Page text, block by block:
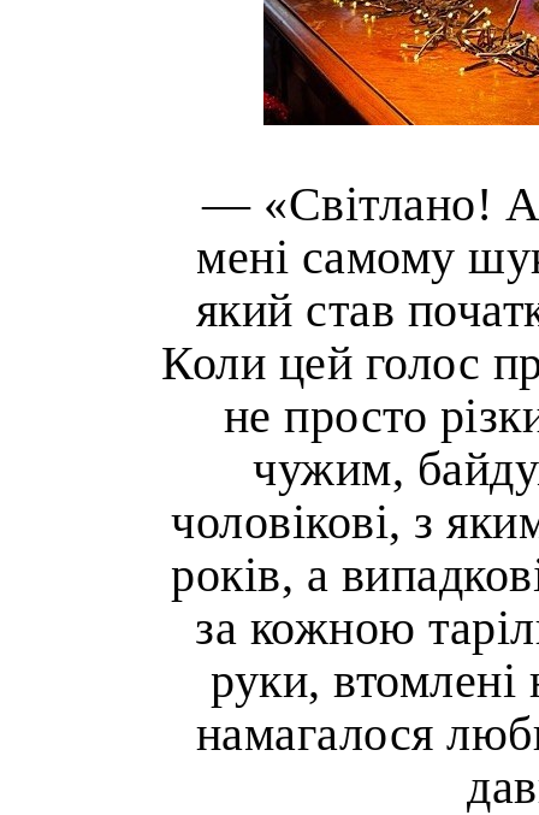
— «Світлано! А
мені самому
який став
Коли цей голос
не просто
чужим,
чоловікові, з
років, а
за кожною
руки, втомлені
намагалося